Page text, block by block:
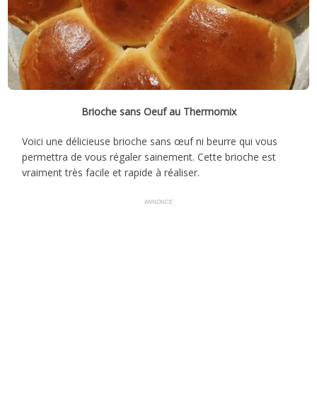
Brioche sans Oeuf au Thermomix
Voici une délicieuse brioche sans œuf ni beurre qui vous
permettra de vous régaler sainement. Cette brioche est
vraiment très facile et rapide à réaliser.
ANNONCE